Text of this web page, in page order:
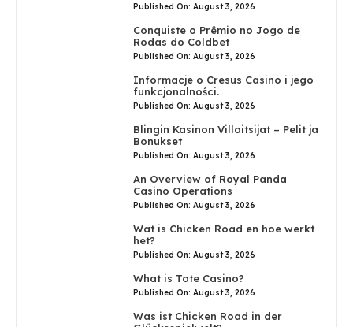
Published On: August 3, 2026
Conquiste o Prêmio no Jogo de
Rodas do Coldbet
Published On: August 3, 2026
Informacje o Cresus Casino i jego
funkcjonalności.
Published On: August 3, 2026
Blingin Kasinon Villoitsijat – Pelit ja
Bonukset
Published On: August 3, 2026
An Overview of Royal Panda
Casino Operations
Published On: August 3, 2026
Wat is Chicken Road en hoe werkt
het?
Published On: August 3, 2026
What is Tote Casino?
Published On: August 3, 2026
Was ist Chicken Road in der